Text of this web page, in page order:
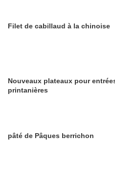
Filet de cabillaud à la chinoise
Nouveaux plateaux pour
printanières
pâté de Pâques berrichon